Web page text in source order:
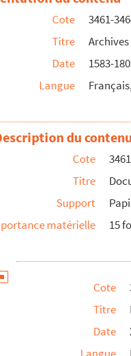
à propos du droit de
de Sibour relative à
et l’exécution du
actes notariés de Modène
à Port-Maurice (Italie)
adressés à la famille
par Denis Bonnet
Cote
3461-
Titre
Date
1583-
Langue
du contenu
Cote
3461
Titre
Support
matérielle
15
Cote
Titre
Date